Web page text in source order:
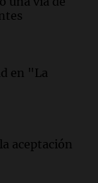
en "La
aceptación